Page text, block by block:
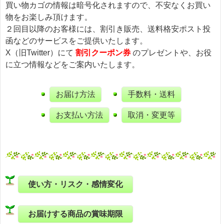
買い物カゴの情報は暗号化されますので、不安なくお買い
物をお楽しみ頂けます。
２回目以降のお客様には、割引き販売、送料格安ポスト投
函などのサービスをご提供いたします。
X（旧Twitter）にて 割引クーポン券 のプレゼントや、お役
に立つ情報などをご案内いたします。
お届け方法
お支払い方法
手数料・送料
取消・変更等
使い方・リスク・感情変化
お届けする商品の賞味期限